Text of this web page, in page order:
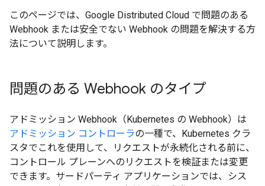
このページでは、Google Distributed Cloud で問題のある
Webhook または安全でない Webhook の問題を解決する方
法について説明します。
問題のある Webhook のタイプ
アドミッション Webhook（Kubernetes の Webhook）は
アドミッション コントローラの一種で、Kubernetes クラ
スタでこれを使用して、リクエストが永続化される前に、
コントロール プレーンへのリクエストを検証または変更
できます。 サードパーティ アプリケーションでは、シス